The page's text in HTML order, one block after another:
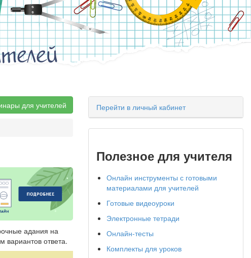
для учителей
адания на
вариантов ответа.
Перейти в личный кабинет
Полезное для учителя
Онлайн инструменты с готовыми
материалами для учителей
Готовые видеоуроки
Электронные тетради
Онлайн-тесты
Комплекты для уроков